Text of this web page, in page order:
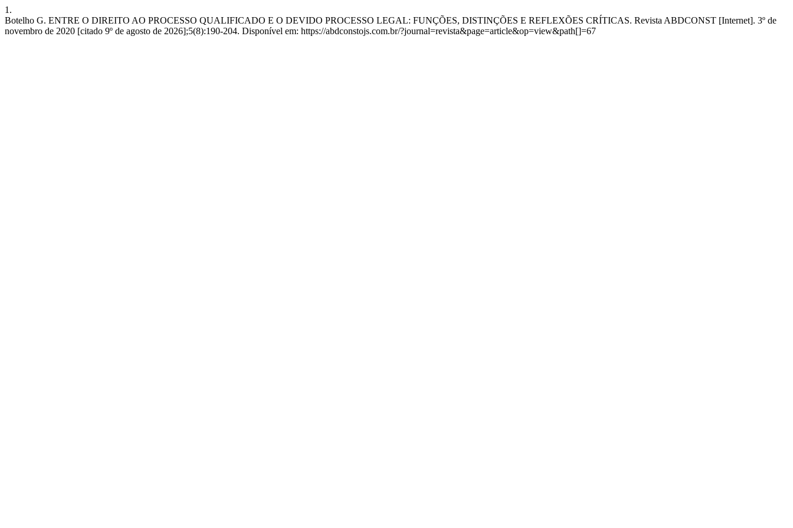
1.
Botelho G. ENTRE O DIREITO AO PROCESSO QUALIFICADO E O DEVIDO PROCESSO LEGAL: FUNÇÕES, DISTINÇÕES E REFLEXÕES CRÍTICAS. Revista ABDCONST [Internet]. 3º de
novembro de 2020 [citado 9º de agosto de 2026];5(8):190-204. Disponível em: https://abdconstojs.com.br/?journal=revista&page=article&op=view&path[]=67